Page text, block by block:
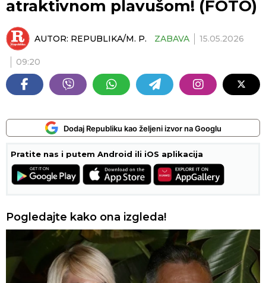
atraktivnom plavušom! (FOTO)
AUTOR: REPUBLIKA/M. P. ZABAVA 15.05.2026
09:20
Dodaj Republiku kao željeni izvor na Googlu
Pratite nas i putem Android ili iOS aplikacija
Pogledajte kako ona izgleda!